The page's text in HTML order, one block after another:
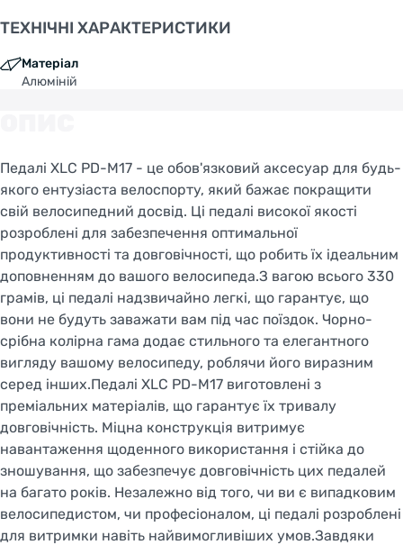
Характеристики:
Призначення: Універсальні;
Матеріал осі: Хромомолібденова сталь (CroMo);
Розмір: 104 х 80 мм;
Вага: 330 р.
Особливості:
>Осі на пром. підшипниках;
Змінні пластини з шипами;
Отвори для кріплення світловідбиваючих
елементів.
Технології:
ТЕХНІЧНІ ХАРАКТЕРИСТИКИ
Матеріал
Алюміній
Педалі XLC PD-M17 - це обов'язковий аксесуар для будь-
якого ентузіаста велоспорту, який бажає покращити
свій велосипедний досвід. Ці педалі високої якості
розроблені для забезпечення оптимальної
продуктивності та довговічності, що робить їх ідеальним
доповненням до вашого велосипеда.З вагою всього 330
грамів, ці педалі надзвичайно легкі, що гарантує, що
вони не будуть заважати вам під час поїздок. Чорно-
срібна колірна гама додає стильного та елегантного
вигляду вашому велосипеду, роблячи його виразним
серед інших.Педалі XLC PD-M17 виготовлені з
преміальних матеріалів, що гарантує їх тривалу
довговічність. Міцна конструкція витримує
навантаження щоденного використання і стійка до
зношування, що забезпечує довговічність цих педалей
на багато років. Незалежно від того, чи ви є випадковим
велосипедистом, чи професіоналом, ці педалі розроблені
для витримки навіть найвимогливіших умов.Завдяки